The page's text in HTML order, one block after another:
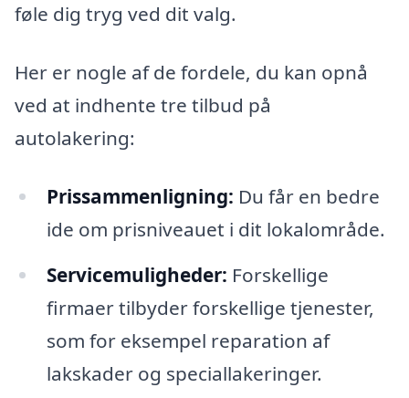
føle dig tryg ved dit valg.
Her er nogle af de fordele, du kan opnå
ved at indhente tre tilbud på
autolakering:
Prissammenligning: Du får en bedre
ide om prisniveauet i dit lokalområde.
Servicemuligheder: Forskellige
firmaer tilbyder forskellige tjenester,
som for eksempel reparation af
lakskader og speciallakeringer.